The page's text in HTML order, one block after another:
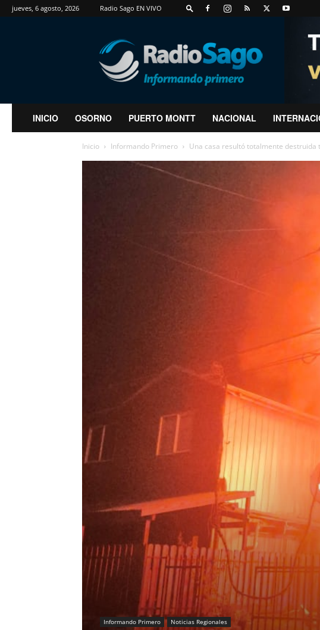
jueves, 6 agosto, 2026 Radio Sago EN VIVO
RadioSago
INICIO OSORNO PUERTO MONTT NACIONAL
Inicio Informando Primero Una casa resultó totalmente destruida
Informando Primero Noticias Regionales